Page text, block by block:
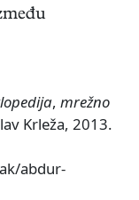
, mrežno
Krleža, 2013.
abdur-